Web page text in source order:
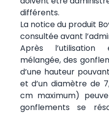
différents.
La notice du produit
consultée avant
Après
mélangée, des
d’une hauteur
et d’un diamètre de
cm maximum)
gonflements se